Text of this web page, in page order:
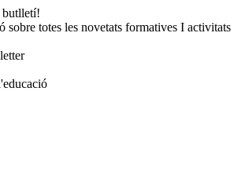
butlletí!
sobre totes les novetats formatives I activitats